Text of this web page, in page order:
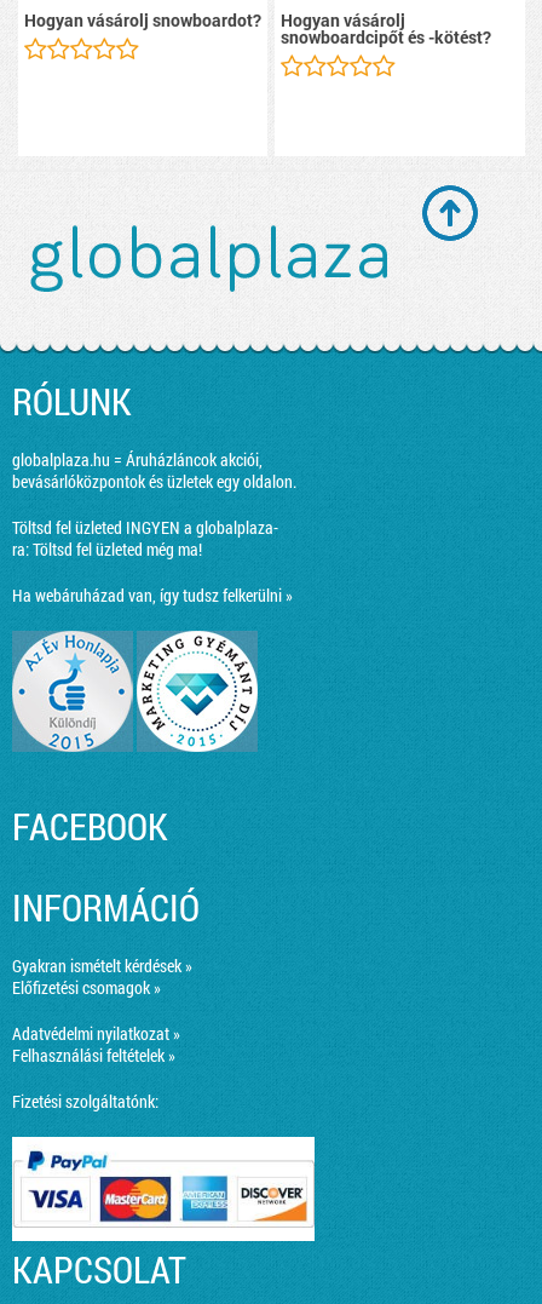
Hogyan vásárolj snowboardot? Hogyan vásárolj
snowboardcipőt és -kötést?
RÓLUNK
globalplaza.hu = Áruházláncok akciói,
bevásárlóközpontok és üzletek egy oldalon.
Töltsd fel üzleted INGYEN a globalplaza-
ra:Töltsd fel üzleted még ma!
Ha webáruházad van, így tudsz felkerülni »
FACEBOOK
INFORMÁCIÓ
Gyakran ismételt kérdések »
Előfizetési csomagok »
Adatvédelmi nyilatkozat »
Felhasználási feltételek »
Fizetési szolgáltatónk:
KAPCSOLAT